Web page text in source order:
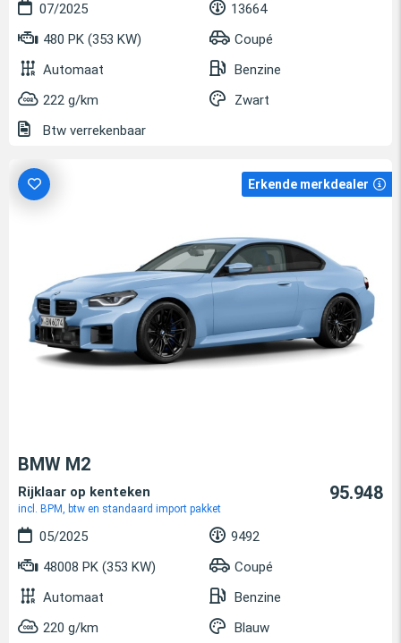
07/2025
13664
480 PK (353 KW)
Coupé
Automaat
Benzine
222 g/km
Zwart
Btw verrekenbaar
Erkende merkdealer
BMW M2
Rijklaar op kenteken
incl. BPM, btw en standaard import pakket
95.948
05/2025
9492
48008 PK (353 KW)
Coupé
Automaat
Benzine
220 g/km
Blauw